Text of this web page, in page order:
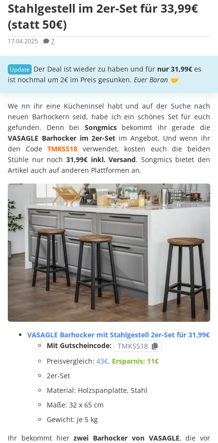
Stahlgestell im 2er-Set für 33,99€
(statt 50€)
17.04.2025 7
Der Deal ist wieder zu haben und für nur 31,99€ es
ist nochmal um 2€ im Preis gesunken. Euer Baran 🤝
We nn ihr eine Kücheninsel habt und auf der Suche nach
neuen Barhockern seid, habe ich ein schönes Set für euch
gefunden. Denn bei Songmicsbekommt ihr gerade die
VASAGLE Barhocker im 2er-Set im Angebot. Und wenn ihr
den CodeTMKSS18 verwendet, kosten euch die beiden
Stühle nur noch 31,99€ inkl. Versand. Songmics bietet den
Artikel auch auf anderen Plattformen an.
VASAGLE Barhocker mit Stahlgestell 2er-Set für 31,99€
Mit Gutscheincode:
TMKSS18
Preisvergleich: 43€, Ersparnis: 11€
2er-Set
Material: Holzspanplatte, Stahl
Maße: 32 x 65 cm
Gewicht: je 5 kg
Ihr bekommt hierzwei Barhocker von VASAGLE, die vor